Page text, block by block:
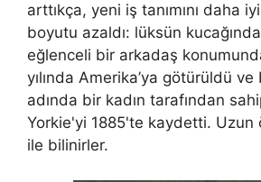
arttıkça, yeni iş tanımını daha
boyutu azaldı: lüksün
eğlenceli bir arkadaş
yılında Amerika’ya götürüldü
adında bir kadın tarafından
Yorkie'yi 1885'te kaydetti. Uzun
ile bilinirler.